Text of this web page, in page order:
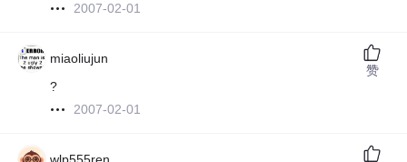
2007-02-01
miaoliujun
?
2007-02-01
赞